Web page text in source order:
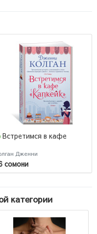
Встретимся в кафе
Дженни
сомони
категории